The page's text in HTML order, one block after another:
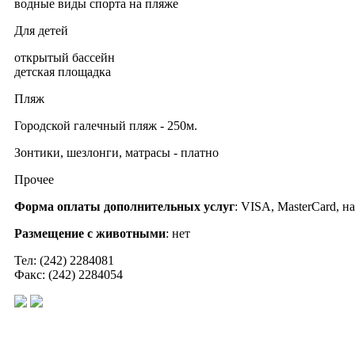
водные виды спорта на пляже
Для детей
открытый бассейн
детская площадка
Пляж
Городской галечный пляж - 250м.
Зонтики, шезлонги, матрасы - платно
Прочее
Форма оплаты дополнительных услуг: VISA, MasterCard,
Размещение с животными: нет
Тел: (242) 2284081
Факс: (242) 2284054